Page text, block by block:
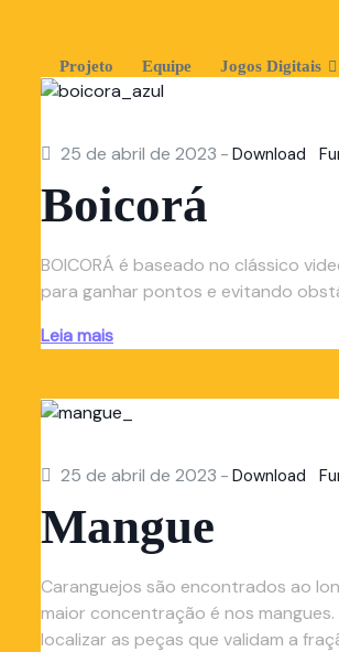
Projeto Equipe Jogos Digitais
25 de abril de 2023 - Download
Boicorá
BOICORÁ é baseado no clássico
para ganhar pontos e evitando
Leia mais
25 de abril de 2023 - Download
Mangue
Caranguejos são encontrados ao
maior concentração é nos
localizar as peças que validam a